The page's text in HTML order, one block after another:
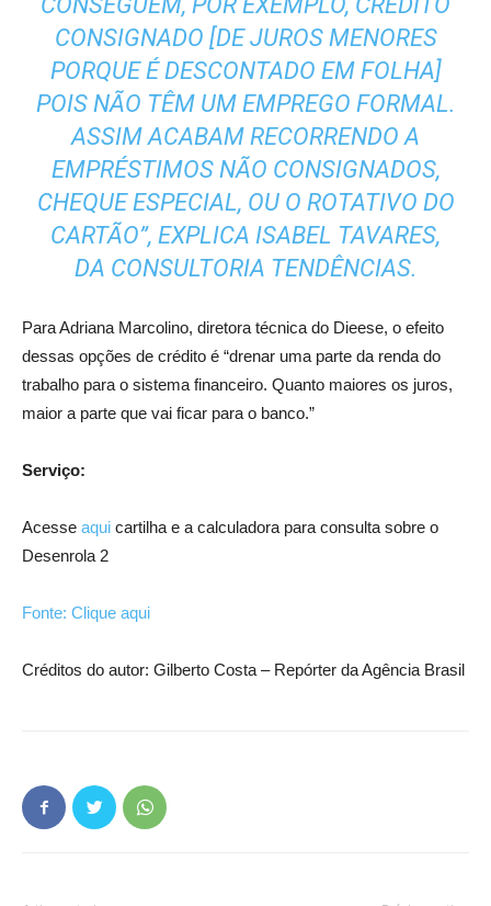
CONSIGNADO [DE JUROS MENORES
PORQUE É DESCONTADO EM FOLHA]
POIS NÃO TÊM UM EMPREGO FORMAL.
ASSIM ACABAM RECORRENDO A
EMPRÉSTIMOS NÃO CONSIGNADOS,
CHEQUE ESPECIAL, OU O ROTATIVO DO
CARTÃO”, EXPLICA ISABEL TAVARES,
DA CONSULTORIA TENDÊNCIAS.
Para Adriana Marcolino, diretora técnica do Dieese, o efeito
dessas opções de crédito é “drenar uma parte da renda do
trabalho para o sistema financeiro. Quanto maiores os juros,
maior a parte que vai ficar para o banco.”
Serviço:
Acesse aqui cartilha e a calculadora para consulta sobre o
Desenrola 2
Fonte: Clique aqui
Créditos do autor: Gilberto Costa – Repórter da Agência Brasil